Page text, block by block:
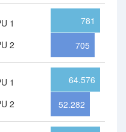
1
2
781
705
1
2
64.576
52.282